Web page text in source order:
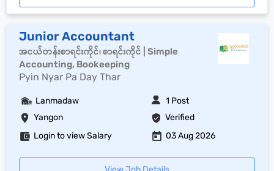
Junior Accountant
အငယ်တန်းစာရင်းကိုင်၊ စာရင်းကိုင် | Simple
Accounting, Bookeeping
Pyin Nyar Pa Day Thar
Yangon Verified
Lanmadaw 1 Post
Login to view Salary 03 Aug 2026